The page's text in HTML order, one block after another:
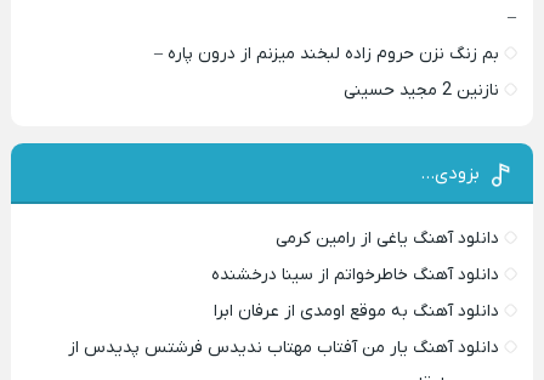
–
بم زنگ نزن حروم زاده لبخند میزنم از درون پاره –
نازنین 2 مجید حسینی
بزودی…
دانلود آهنگ یاغی از رامین کرمی
دانلود آهنگ خاطرخواتم از سینا درخشنده
دانلود آهنگ به موقع اومدی از عرفان ابرا
دانلود آهنگ یار من آفتاب مهتاب ندیدس فرشتس پدیدس از